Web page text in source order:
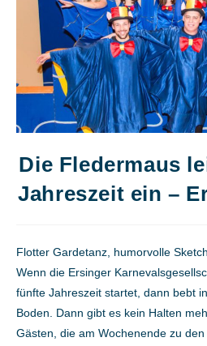
Die Fledermaus
Jahreszeit ein –
Flotter Gardetanz, humorvolle
Wenn die Ersinger
fünfte Jahreszeit startet, dann bebt
Boden. Dann gibt es kein Halten
Gästen, die am Wochenende zu den